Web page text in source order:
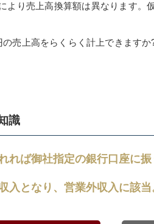
より売上高換算額は異なります。
売上高をらくらく計上できます
識
れば御社指定の銀行口座に
入となり、営業外収入に該